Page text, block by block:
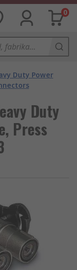
0
Duty Power
Duty
Press